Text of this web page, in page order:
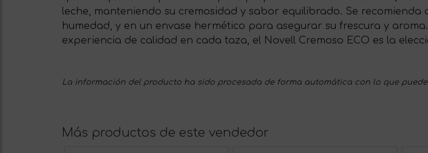
leche, manteniendo su cremosidad y sabor equilibrado. Se
humedad, y en un envase hermético para asegurar su frescura y
experiencia de calidad en cada taza, el Novell Cremoso ECO es la
La información del producto ha sido procesada de forma automática con lo que
Más productos de este vendedor